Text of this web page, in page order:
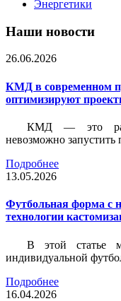
Энергетики
Наши новости
26.06.2026
КМД в современном
оптимизируют
КМД — это
невозможно запустить
Подробнее
13.05.2026
Футбольная форма с
технологии
В этой статье
индивидуальной
Подробнее
16.04.2026